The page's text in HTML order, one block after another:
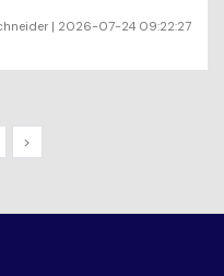
| 2026-07-24 09:22:27
>